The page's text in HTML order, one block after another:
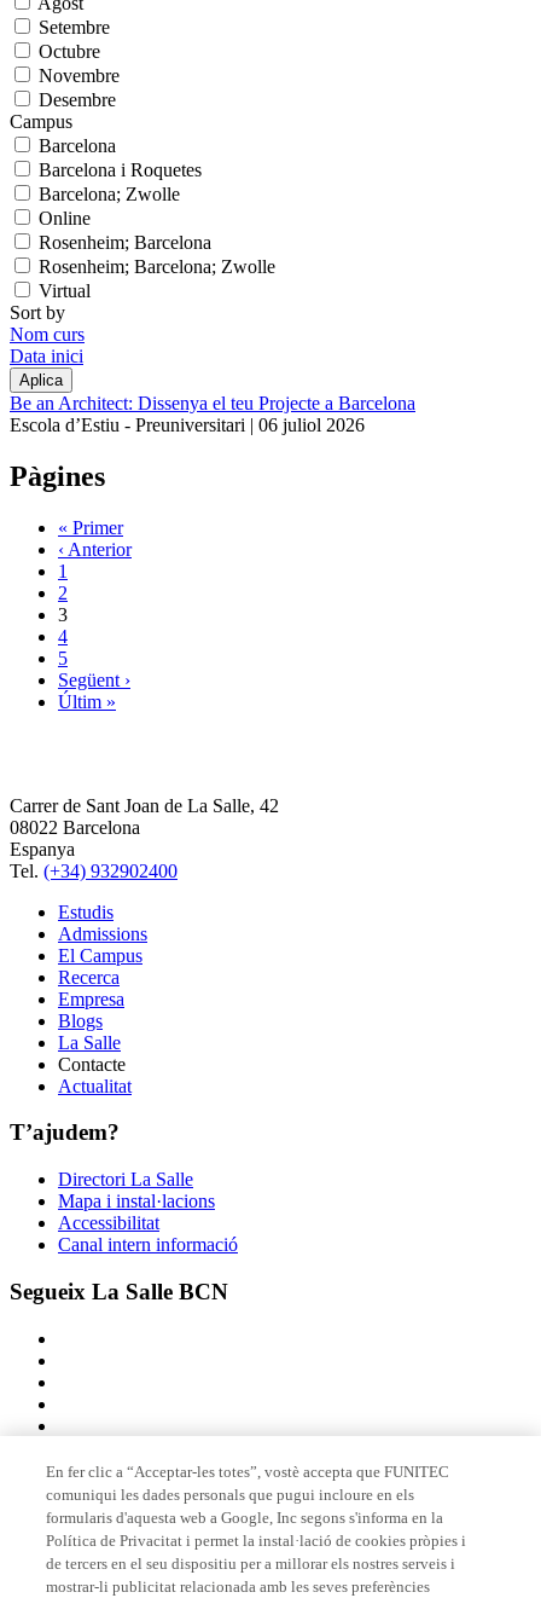
Setembre
Octubre
Novembre
Desembre
Campus
Barcelona
Barcelona i Roquetes
Barcelona; Zwolle
Online
Rosenheim; Barcelona
Rosenheim; Barcelona; Zwolle
Virtual
Sort by
Nom curs
Data inici
Be an Architect: Dissenya el teu Projecte a Barcelona
Escola d’Estiu - Preuniversitari | 06 juliol 2026
Pàgines
« Primer
‹ Anterior
1
2
3
4
5
Següent ›
Últim »
Carrer de Sant Joan de La Salle, 42
08022 Barcelona
Espanya
Tel. (+34) 932902400
Estudis
Admissions
El Campus
Recerca
Empresa
Blogs
La Salle
Contacte
Actualitat
T’ajudem?
Directori La Salle
Mapa i instal·lacions
Accessibilitat
Canal intern informació
Segueix La Salle BCN
Membre de
En fer clic a “Acceptar-les totes”, vostè accepta que FUNITEC
comuniqui les dades personals que pugui incloure en els
formularis d'aquesta web a Google, Inc segons s'informa en la
Política de Privacitat i permet la instal·lació de cookies pròpies i
de tercers en el seu dispositiu per a millorar els nostres serveis i
mostrar-li publicitat relacionada amb les seves preferències